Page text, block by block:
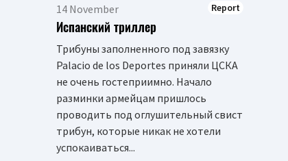
14 November Report
Испанский триллер
Трибуны заполненного под завязку
Palacio de los Deportes приняли ЦСКА
не очень гостеприимно. Начало
разминки армейцам пришлось
проводить под оглушительный свист
трибун, которые никак не хотели
успокаиваться...